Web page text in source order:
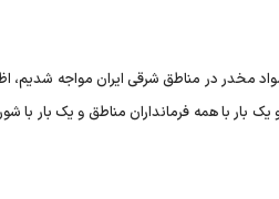
مخدر در مناطق شرقی ایران مواجه شدیم،
بار با همه فرمانداران مناطق و یک بار با